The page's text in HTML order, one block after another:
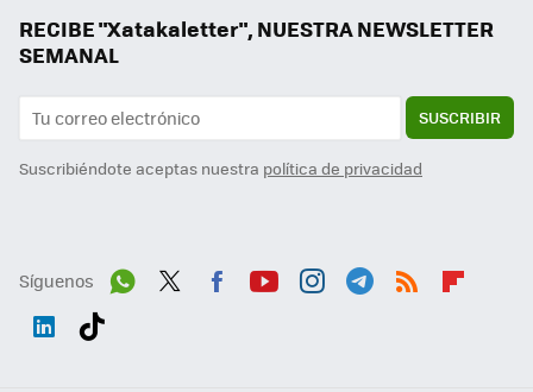
RECIBE "Xatakaletter", NUESTRA NEWSLETTER
SEMANAL
SUSCRIBIR
Suscribiéndote aceptas nuestra política de privacidad
Síguenos